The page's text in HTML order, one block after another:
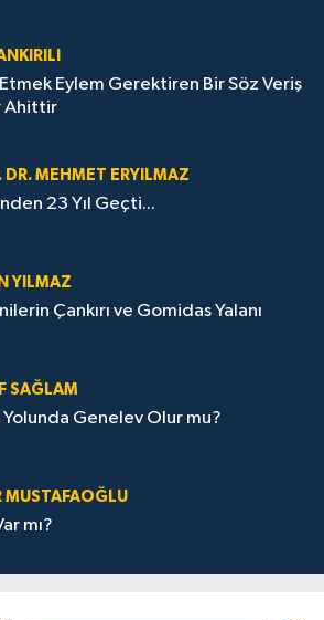
Eylem Gerektiren Bir Söz Veriş
Ahittir
DR. MEHMET ERYILMAZ
23 Yıl Geçti...
YILMAZ
Çankırı ve Gomidas Yalanı
SAĞLAM
Yolunda Genelev Olur mu?
MUSTAFAOĞLU
mı?